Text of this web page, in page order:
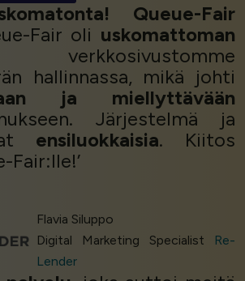
Queue-Fair
Fair oli uskomattoman
verkkosivustomme
hallinnassa, mikä johti
ja miellyttävään
Järjestelmä ja
ensiluokkaisia. Kiitos
Fair:lle!’
Flavia Siluppo
Digital Marketing Specialist
Re-
Lender